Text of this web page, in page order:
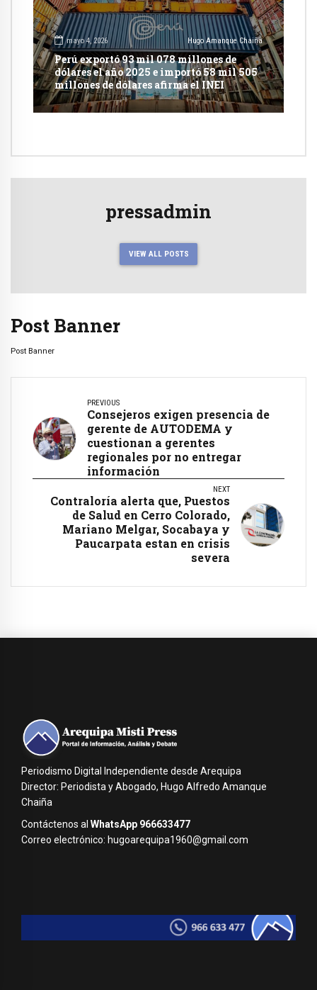
mayo 4, 2026 Hugo Amanque Chaiña
Perú exportó 93 mil 078 millones de
dólares el año 2025 e importó 58 mil 505
millones de dólares afirma el INEI
pressadmin
VIEW ALL POSTS
Post Banner
Post Banner
PREVIOUS
Consejeros exigen presencia de
gerente de AUTODEMA y
cuestionan a gerentes
regionales por no entregar
información
NEXT
Contraloría alerta que, Puestos
de Salud en Cerro Colorado,
Mariano Melgar, Socabaya y
Paucarpata estan en crisis
severa
Periodismo Digital Independiente desde Arequipa
Director: Periodista y Abogado, Hugo Alfredo Amanque
Chaiña
Contáctenos al WhatsApp 966633477
Correo electrónico: hugoarequipa1960@gmail.com